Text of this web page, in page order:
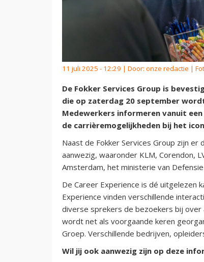
11 juli 2025 - 12:29 | Door: onze redactie |
De Fokker Services Group is
die op zaterdag 20 september
Medewerkers informeren vanuit
de carrièremogelijkheden bij het
Naast de Fokker Services Group zijn
aanwezig, waaronder KLM, Corendon,
Amsterdam, het ministerie van Defensie
De Career Experience is dé uitgelezen
Experience vinden verschillende
diverse sprekers de bezoekers bij
wordt net als voorgaande keren
Groep. Verschillende bedrijven,
Wil jij ook aanwezig zijn op deze